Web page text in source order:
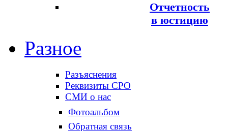
Отчетность
в юстицию
Разное
Разъяснения
Реквизиты СРО
СМИ о нас
Фотоальбом
Обратная связь